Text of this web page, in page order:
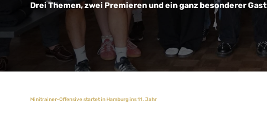
Drei Themen, zwei Premieren und ein ganz besonderer Gast
Minitrainer-Offensive startet in Hamburg ins 11. Jahr